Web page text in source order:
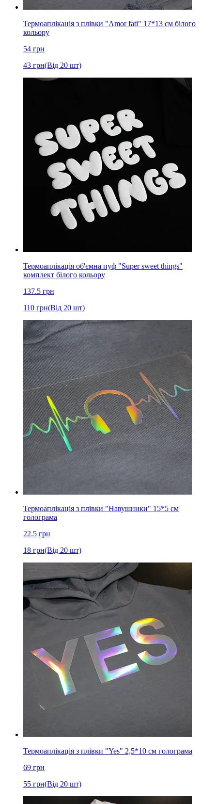
Термоаплікація з плівки "Amor fati" 17*13 см білого
кольору
54 грн
43 грн(Від 20 шт)
Термоаплікація об'ємна пуф "Super sweet things"
комплект білого кольору
137.5 грн
110 грн(Від 20 шт)
Термоаплікація з плівки "Навушники" 15*5 см
голограма
22.5 грн
18 грн(Від 20 шт)
Термоаплікація з плівки "Yes" 2,5*10 см голограма
69 грн
55 грн(Від 20 шт)